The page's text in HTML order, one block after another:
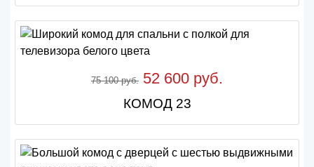
75 100 руб. 52 600 руб.
КОМОД 23